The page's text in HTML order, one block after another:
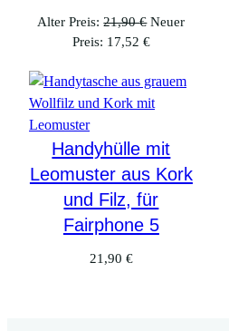
Alter Preis: 21,90€ Ursprünglicher
Preis
21,90 €
Neuer
Preis: 17,52 €Aktueller
ist:
17,52 €.
Handyhülle mit
Leomuster aus Kork
und Filz, für
Fairphone 5
21,90 €